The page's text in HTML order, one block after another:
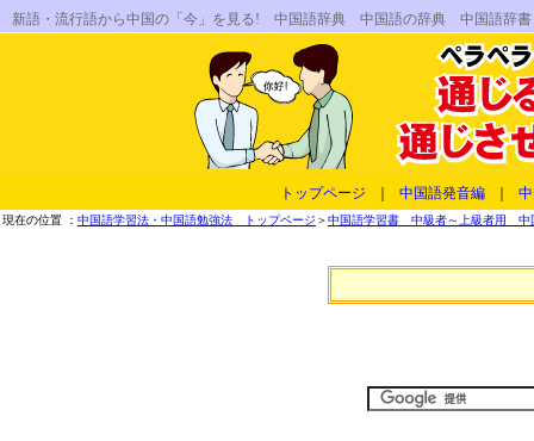
新語・流行語から中国の「今」を見る! 中国語辞典 中国語の辞典 中国
トップページ 中国語発音編
現在の位置 ： 中国語学習法・中国語勉強法 トップページ ＞中国語学習書 中級者～上級者用 中